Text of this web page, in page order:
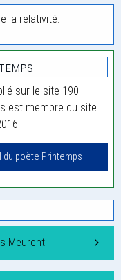
la relativité.
sur le site 190
est membre du site
du poète Printemps
Meurent